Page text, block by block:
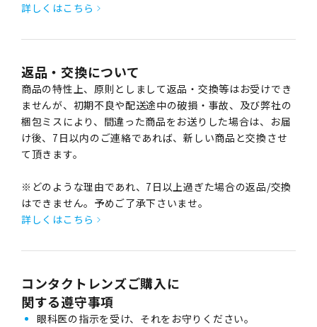
詳しくはこちら
返品・交換について
商品の特性上、原則としまして返品・交換等はお受けでき
ませんが、初期不良や配送途中の破損・事故、及び弊社の
梱包ミスにより、間違った商品をお送りした場合は、お届
け後、7日以内のご連絡であれば、新しい商品と交換させ
て頂きます。
※どのような理由であれ、7日以上過ぎた場合の返品/交換
はできません。予めご了承下さいませ。
詳しくはこちら
コンタクトレンズご購入に
関する遵守事項
眼科医の指示を受け、それをお守りください。